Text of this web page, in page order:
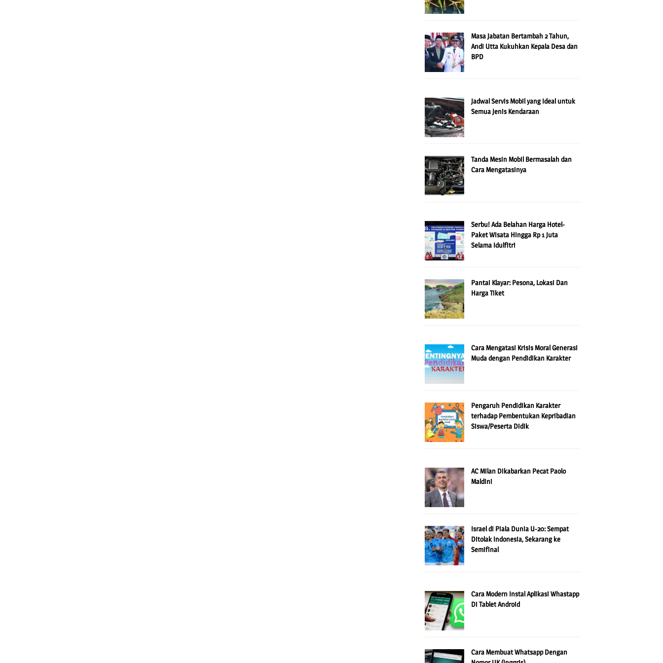
Masa Jabatan Bertambah 2 Tahun,
Andi Utta Kukuhkan Kepala Desa dan
BPD
Jadwal Servis Mobil yang Ideal untuk
Semua Jenis Kendaraan
Tanda Mesin Mobil Bermasalah dan
Cara Mengatasinya
Serbu! Ada Belahan Harga Hotel-
Paket Wisata Hingga Rp 1 Juta
Selama Idulfitri
Pantai Klayar: Pesona, Lokasi Dan
Harga Tiket
Cara Mengatasi Krisis Moral Generasi
Muda dengan Pendidikan Karakter
Pengaruh Pendidikan Karakter
terhadap Pembentukan Kepribadian
Siswa/Peserta Didik
AC Milan Dikabarkan Pecat Paolo
Maldini
Israel di Piala Dunia U-20: Sempat
Ditolak Indonesia, Sekarang ke
Semifinal
Cara Modern Instal Aplikasi Whastapp
Di Tablet Android
Cara Membuat Whatsapp Dengan